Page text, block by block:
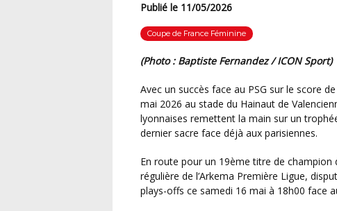
Publié le 11/05/2026
Coupe de France Féminine
(photo : Baptiste Fernandez / ICON Sport)
Avec un succès face au PSG sur le score de 4 buts à 1, l’OL Lyonnes s’offre ce dimanche 10
mai 2026 au stade du Hainaut de
lyonnaises remettent la main sur un
dernier sacre face déjà aux parisiennes.
En route pour un 19ème titre de champion de France, l’OL Lyonnes, vainqueur de la phase
régulière de l’Arkema Première Ligue,
plays-offs ce samedi 16 mai à 18h00 face